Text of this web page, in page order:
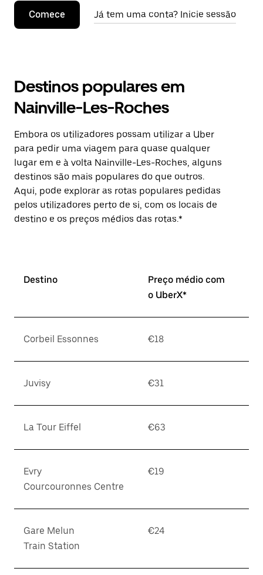
Comece Já tem uma conta? Inicie sessão
Destinos populares em
Nainville-Les-Roches
Embora os utilizadores possam utilizar a Uber
para pedir uma viagem para quase qualquer
lugar em e à volta Nainville-Les-Roches, alguns
destinos são mais populares do que outros.
Aqui, pode explorar as rotas populares pedidas
pelos utilizadores perto de si, com os locais de
destino e os preços médios das rotas.*
Destino
Preço médio com
o UberX*
Corbeil Essonnes €18
Juvisy €31
La Tour Eiffel €63
Evry
Courcouronnes Centre
€19
Gare Melun
Train Station
€24